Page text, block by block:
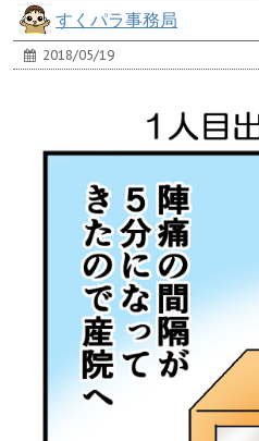
すくパラ事務局
2018/05/19